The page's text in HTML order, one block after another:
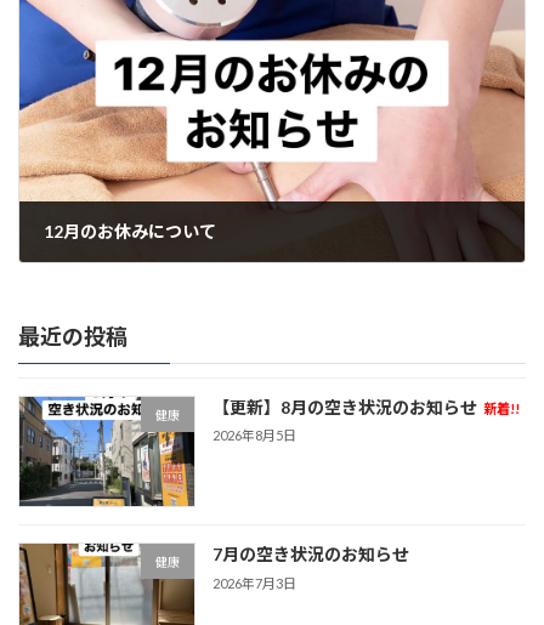
ております。 あべ治療院 マイオセラピーセンター中野 東京都中野区
中野1-3-8-1F& […]
12月のお休みについて
イオセラピーセンター中野の阿部裕次です。いつもありがとうござい
ます。 先日、投稿していたと思っていたらされていなかったので、再
最近の投稿
健康 【更新】8月の空き状況のお知らせ 新着!!
2026年8月5日
健康 7月の空き状況のお知らせ
2026年7月3日